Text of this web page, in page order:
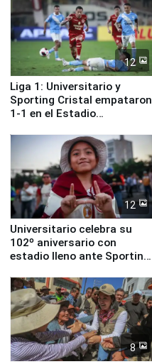
12
Liga 1: Universitario y
Sporting Cristal empataron
1-1 en el Estadio
12
Universitario celebra su
102º aniversario con
estadio lleno ante Sporting
8